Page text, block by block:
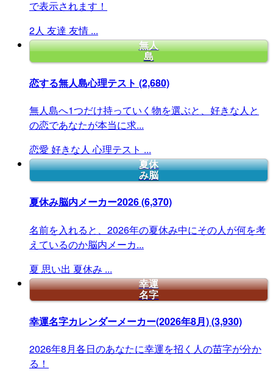
で表示されます！
2人 友達 友情 ...
無人
島
恋する無人島心理テスト (2,680)
無人島へ1つだけ持っていく物を選ぶと、好きな人と
の恋であなたが本当に求...
恋愛 好きな人 心理テスト ...
夏休
み脳
夏休み脳内メーカー2026(6,370)
名前を入れると、2026年の夏休み中にその人が何を考
えているのか脳内メーカ...
夏 思い出 夏休み ...
幸運
名字
幸運名字カレンダーメーカー(2026年8月)(3,930)
2026年8月各日のあなたに幸運を招く人の苗字が分か
る！